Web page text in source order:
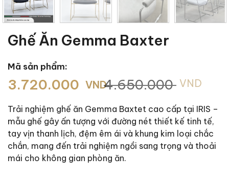
Ghế Ăn Gemma Baxter
Mã sản phẩm:
4.650.000 VND
Giá
là:
4.650.000 VND.
3.720.000 VND
Giá
tại
là:
3.720.000 VND.
Trải nghiệm ghế ăn Gemma Baxtet cao cấp tại IRIS –
mẫu ghế gây ấn tượng với đường nét thiết kế tinh tế,
tay vịn thanh lịch, đệm êm ái và khung kim loại chắc
chắn, mang đến trải nghiệm ngồi sang trọng và thoải
mái cho không gian phòng ăn.